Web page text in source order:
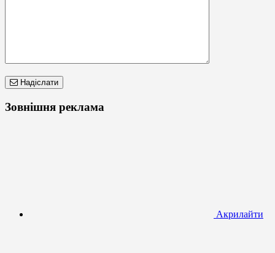
Надіслати
Зовнішня реклама
Акрилайти